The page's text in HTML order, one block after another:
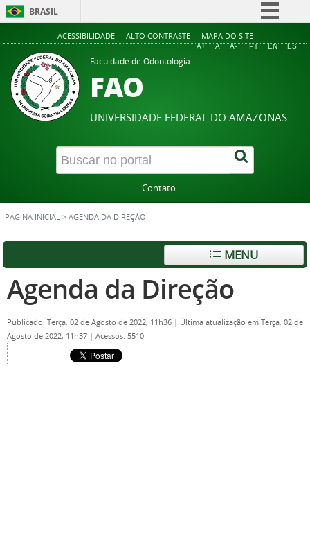
BRASIL
Simplifique!
Legislação
Canais
ACESSIBILIDADE ALTO CONTRASTE MAPA DO SITE
A+ A A- PT EN ES
Faculdade de Odontologia
FAO
UNIVERSIDADE FEDERAL DO AMAZONAS
Contato
PÁGINA INICIAL > AGENDA DA DIREÇÃO
MENU
Agenda da Direção
Publicado: Terça, 02 de Agosto de 2022, 11h36 | Última atualização em Terça, 02 de
Agosto de 2022, 11h37 | Acessos: 5510